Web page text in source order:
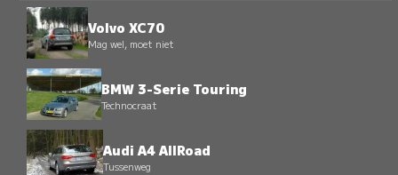
Volvo XC70
Mag wel, moet niet
BMW 3-Serie Touring
Technocraat
Audi A4 AllRoad
Tussenweg